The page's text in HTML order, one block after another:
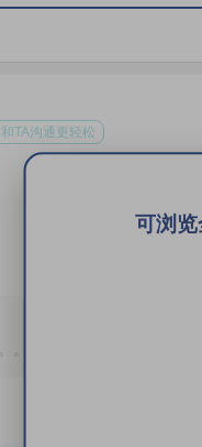
可浏
TA沟通更轻松
。。